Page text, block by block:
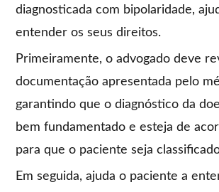
diagnosticada com bipolaridade,
entender os seus direitos.
Primeiramente, o advogado deve
documentação apresentada pelo
garantindo que o diagnóstico da
bem fundamentado e esteja de
para que o paciente seja
Em seguida, ajuda o paciente a